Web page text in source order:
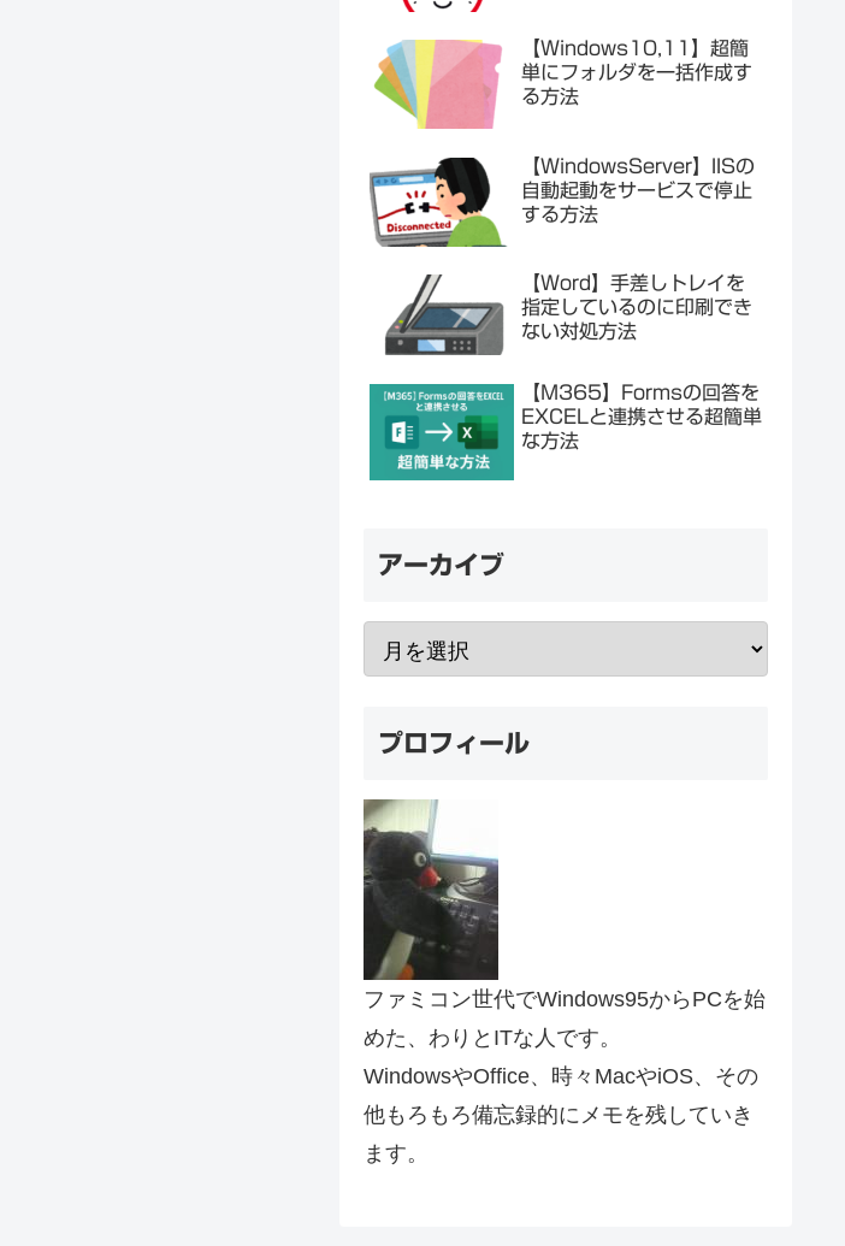
【Windows10,11】超簡
単にフォルダを一括作成す
る方法
【WindowsServer】IISの
自動起動をサービスで停止
する方法
【Word】手差しトレイを
指定しているのに印刷でき
ない対処方法
【M365】Formsの回答を
EXCELと連携させる超簡単
な方法
アーカイブ
プロフィール
ファミコン世代でWindows95からPCを始
めた、わりとITな人です。
WindowsやOffice、時々MacやiOS、その
他もろもろ備忘録的にメモを残していき
ます。